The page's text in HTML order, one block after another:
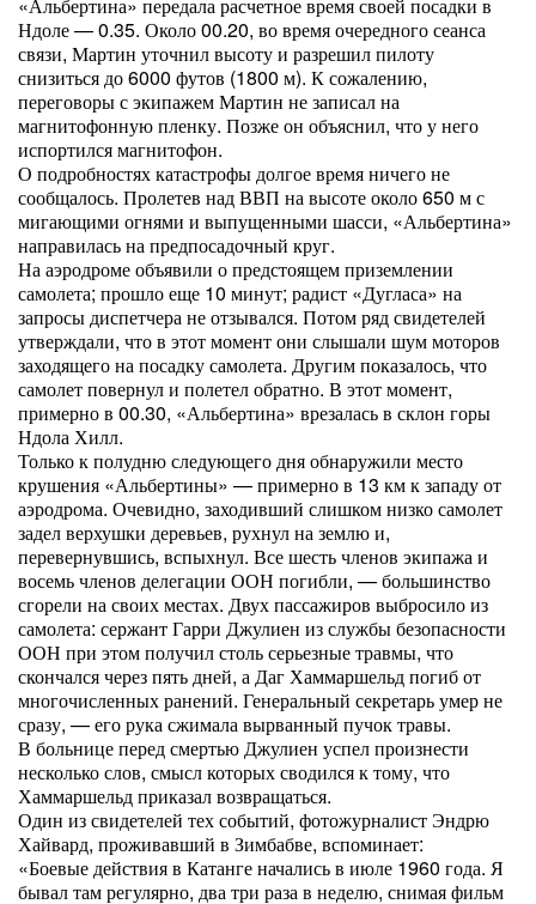
Ндоле — 0.35. Около 00.20, во время очередного сеанса
связи, Мартин уточнил высоту и разрешил пилоту
снизиться до 6000 футов (1800 м). К сожалению,
переговоры с экипажем Мартин не записал на
магнитофонную пленку. Позже он объяснил, что у него
испортился магнитофон.
О подробностях катастрофы долгое время ничего не
сообщалось. Пролетев над ВВП на высоте около 650 м с
мигающими огнями и выпущенными шасси, «Альбертина»
направилась на предпосадочный круг.
На аэродроме объявили о предстоящем приземлении
самолета; прошло еще 10 минут; радист «Дугласа» на
запросы диспетчера не отзывался. Потом ряд свидетелей
утверждали, что в этот момент они слышали шум моторов
заходящего на посадку самолета. Другим показалось, что
самолет повернул и полетел обратно. В этот момент,
примерно в 00.30, «Альбертина» врезалась в склон горы
Ндола Хилл.
Только к полудню следующего дня обнаружили место
крушения «Альбертины» — примерно в 13 км к западу от
аэродрома. Очевидно, заходивший слишком низко самолет
задел верхушки деревьев, рухнул на землю и,
перевернувшись, вспыхнул. Все шесть членов экипажа и
восемь членов делегации ООН погибли, — большинство
сгорели на своих местах. Двух пассажиров выбросило из
самолета: сержант Гарри Джулиен из службы безопасности
ООН при этом получил столь серьезные травмы, что
скончался через пять дней, а Даг Хаммаршельд погиб от
многочисленных ранений. Генеральный секретарь умер не
сразу, — его рука сжимала вырванный пучок травы.
В больнице перед смертью Джулиен успел произнести
несколько слов, смысл которых сводился к тому, что
Хаммаршельд приказал возвращаться.
Один из свидетелей тех событий, фотожурналист Эндрю
Хайвард, проживавший в Зимбабве, вспоминает:
«Боевые действия в Катанге начались в июле 1960 года. Я
бывал там регулярно, два три раза в неделю, снимая фильм